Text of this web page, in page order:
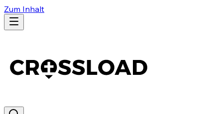
Zum Inhalt